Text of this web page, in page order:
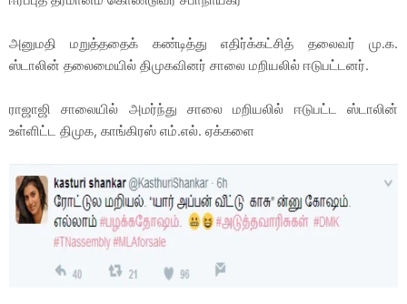
அனுமதி மறுத்ததைக் கண்டித்து எதிர்க்கட்சித் தலைவர் மு.க.
ஸ்டாலின் தலைமையில் திமுகவினர் சாலை மறியலில் ஈடுபட்டனர்.
ராஜாஜி சாலையில் அமர்ந்து சாலை மறியலில் ஈடுபட்ட ஸ்டாலின்
உள்ளிட்ட திமுக, காங்கிரஸ் எம்.எல். ஏக்களை